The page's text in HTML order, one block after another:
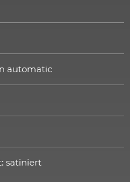
automatic
satiniert